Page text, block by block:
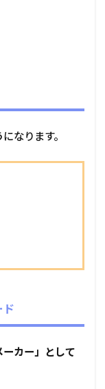
なります。
ド
カー」として